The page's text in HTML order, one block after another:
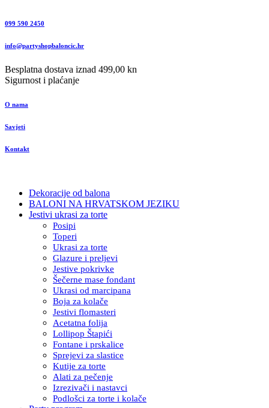
099 590 2450
info@partyshopbaloncic.hr
Besplatna dostava iznad 499,00 kn
Sigurnost i plaćanje
O nama
Savjeti
Kontakt
Dekoracije od balona
BALONI NA HRVATSKOM JEZIKU
Jestivi ukrasi za torte
Posipi
Toperi
Ukrasi za torte
Glazure i preljevi
Jestive pokrivke
Šečerne mase fondant
Ukrasi od marcipana
Boja za kolače
Jestivi flomasteri
Acetatna folija
Lollipop Štapići
Fontane i prskalice
Sprejevi za slastice
Kutije za torte
Alati za pečenje
Izrezivači i nastavci
Podlošci za torte i kolače